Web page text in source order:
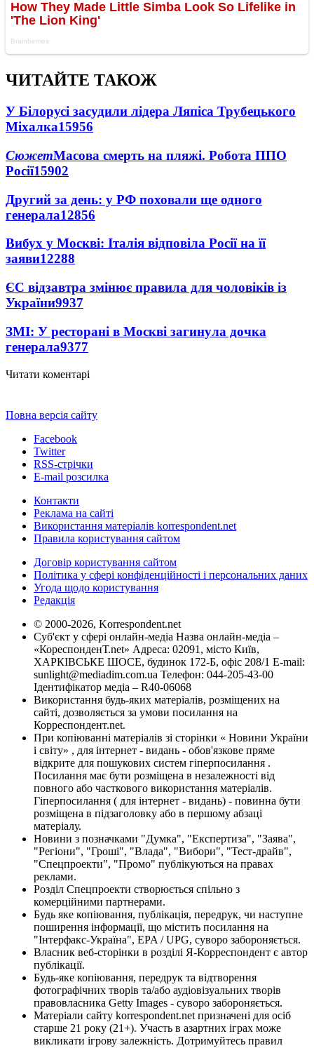
ЧИТАЙТЕ ТАКОЖ
У Білорусі засудили лідера Ляпіса Трубецького
Міхалка15956
СюжетМасова смерть на пляжі. Робота ППО
Росії15902
Другий за день: у РФ поховали ще одного
генерала12856
Вибух у Москві: Італія відповіла Росії на її
заяви12288
ЄС відзавтра змінює правила для чоловіків із
України9937
ЗМІ: У ресторані в Москві загинула дочка
генерала9377
Читати коментарі
Повна версія сайту
Facebook
Twitter
RSS-стрічки
E-mail розсилка
Контакти
Реклама на сайті
Використання матеріалів korrespondent.net
Правила користування сайтом
Договір користування сайтом
Політика у сфері конфіденційності і персональних даних
Угода щодо користування
Редакція
© 2000-2026, Korrespondent.net
Суб'єкт у сфері онлайн-медіа Назва онлайн-медіа –
«КореспонденТ.net» Адреса: 02091, місто Київ,
ХАРКІВСЬКЕ ШОСЕ, будинок 172-Б, офіс 208/1 E-mail:
sunlight@mediadim.com.ua Телефон: 044-205-43-00
Ідентифікатор медіа – R40-06068
Використання будь-яких матеріалів, розміщених на
сайті, дозволяється за умови посилання на
Корреспондент.net.
При копіюванні матеріалів зі сторінки « Новини України
і світу» , для інтернет - видань - обов'язкове пряме
відкрите для пошукових систем гіперпосилання .
Посилання має бути розміщена в незалежності від
повного або часткового використання матеріалів.
Гіперпосилання ( для інтернет - видань) - повинна бути
розміщена в підзаголовку або в першому абзаці
матеріалу.
Новини з позначками "Думка", "Експертиза", "Заява",
"Регіони", "Гроші", "Влада", "Вибори", "Тест-драйв",
"Спецпроекти", "Промо" публікуються на правах
реклами.
Розділ Спецпроекти створюється спільно з
комерційними партнерами.
Будь яке копіювання, публікація, передрук, чи наступне
поширення інформації, що містить посилання на
"Інтерфакс-Україна", EPA / UPG, суворо забороняється.
Власник веб-сторінки в розділі Я-Корреспондент є автор
публікації.
Будь-яке копіювання, передрук та відтворення
фотографічних творів та/або аудіовізуальних творів
правовласника Getty Images - суворо забороняється.
Матеріали сайту korrespondent.net призначені для осіб
старше 21 року (21+). Участь в азартних іграх може
викликати ігрову залежність. Дотримуйтесь правил